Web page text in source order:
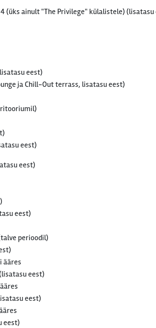
(üks ainult "The Privilege" külalistele) (lisatasu
eest)
ja Chill-Out terrass, lisatasu eest)
eest)
eest)
eest)
perioodil)
ääres
eest)
eest)
eest)